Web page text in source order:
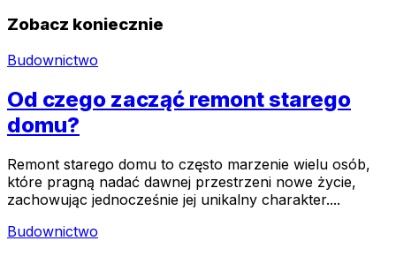
Zobacz koniecznie
Budownictwo
Od czego zacząć remont starego
domu?
Remont starego domu to często marzenie wielu osób,
które pragną nadać dawnej przestrzeni nowe życie,
zachowując jednocześnie jej unikalny charakter....
Budownictwo